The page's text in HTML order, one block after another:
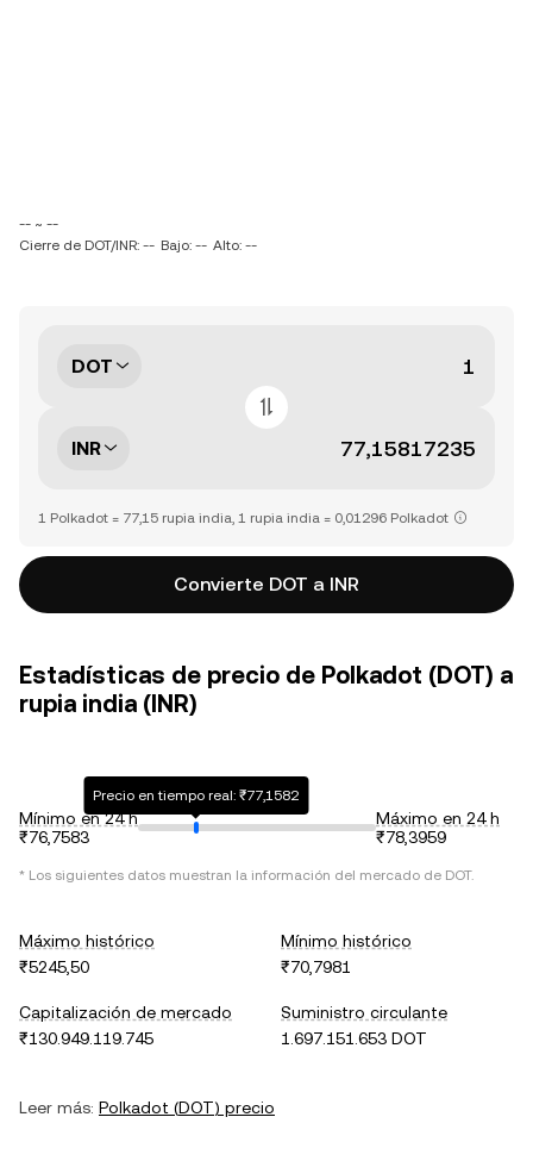
-- ~ --
Cierre de DOT/INR: -- Bajo: -- Alto: --
DOT
INR
1 Polkadot = 77,15 rupia india, 1 rupia india = 0,01296 Polkadot
Convierte DOT a INR
Estadísticas de precio de Polkadot (DOT) a
rupia india (INR)
Mínimo en 24 h
₹76,7583
Precio en tiempo real: ₹77,1582
Máximo en 24 h
₹78,3959
* Los siguientes datos muestran la información del mercado de DOT.
Máximo histórico
₹5245,50
Mínimo histórico
₹70,7981
Capitalización de mercado
₹130.949.119.745
Suministro circulante
1.697.151.653 DOT
Leer más: Polkadot (DOT) precio